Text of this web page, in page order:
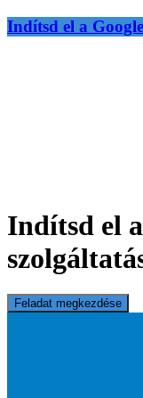
Indítsd el a
Indítsd el